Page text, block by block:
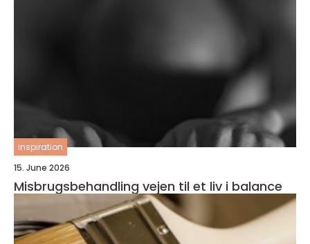
inspiration
15. June 2026
Misbrugsbehandling vejen til et liv i balance